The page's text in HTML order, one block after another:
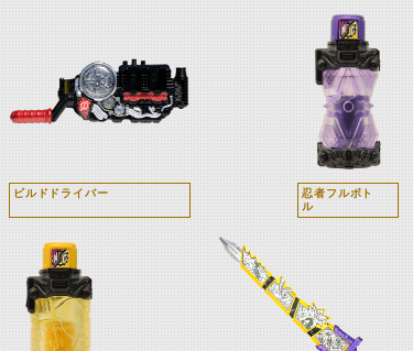
ビルドドライバー
忍者フルボト
ル